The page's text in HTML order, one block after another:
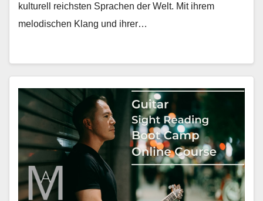
kulturell reichsten Sprachen der Welt. Mit ihrem
melodischen Klang und ihrer…